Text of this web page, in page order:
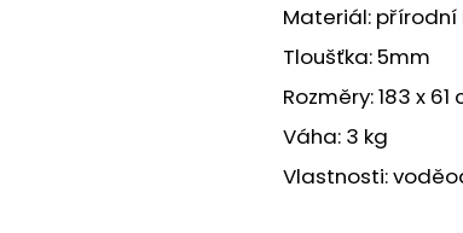
Materiál: přírodní
Tloušťka: 5mm
Rozměry:183 x 61
Váha: 3 kg
Vlastnosti: